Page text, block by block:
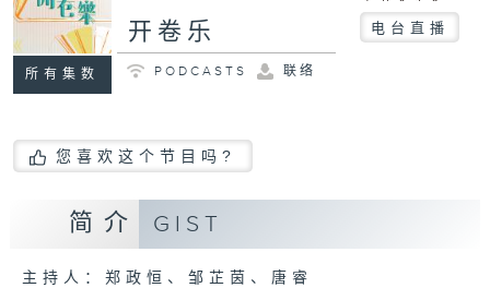
所有集数
开卷乐 电台直播
PODCASTS 联络
您喜欢这个节目吗?
简介 GIST
主持人：郑政恒、邹芷茵、唐睿